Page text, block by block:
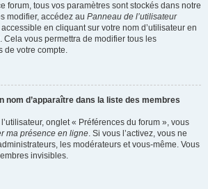
forum, tous vos paramètres sont stockés dans notre
modifier, accédez au Panneau de l’utilisateur
en cliquant sur votre nom d’utilisateur en
Cela vous permettra de modifier tous les
de votre compte.
nom d’apparaître dans la liste des membres
onglet « Préférences du forum », vous
ma présence en ligne. Si vous l’activez, vous ne
les modérateurs et vous-même. Vous
invisibles.